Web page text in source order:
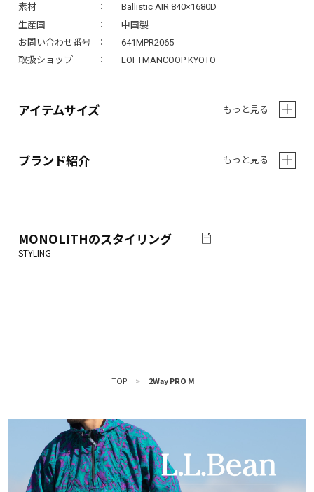
素材
Ballistic AIR 840×1680D
生産国
中国製
お問い合わせ番号
641MPR2065
取扱ショップ
LOFTMANCOOP KYOTO
アイテムサイズ もっと見る
ブランド紹介 もっと見る
MONOLITHのスタイリング
TOP > 2Way PRO M